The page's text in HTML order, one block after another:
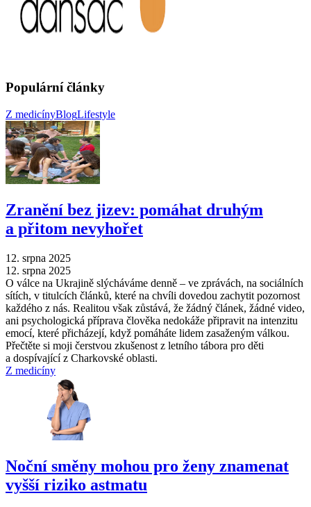
Populární články
Z medicínyBlogLifestyle
Zranění bez jizev: pomáhat druhým
a přitom nevyhořet
12. srpna 2025
12. srpna 2025
O válce na Ukrajině slýcháváme denně –⁠ ve zprávách, na sociálních
sítích, v titulcích článků, které na chvíli dovedou zachytit pozornost
každého z nás. Realitou však zůstává, že žádný článek, žádné video,
ani psychologická příprava člověka nedokáže připravit na intenzitu
emocí, které přicházejí, když pomáháte lidem zasaženým válkou.
Přečtěte si moji čerstvou zkušenost z letního tábora pro děti
a dospívající z Charkovské oblasti.
Z medicíny
Noční směny mohou pro ženy znamenat
vyšší riziko astmatu